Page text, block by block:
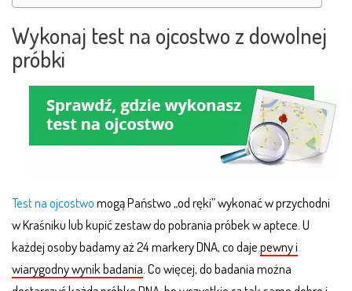
Wykonaj test na ojcostwo z dowolnej
próbki
Test na ojcostwomogą Państwo „od ręki” wykonać w przychodni
w Kraśniku lub kupić zestaw do pobrania próbek w aptece. U
każdej osoby badamy aż 24 markery DNA, co dajepewny i
wiarygodny wynik badania . Co więcej, do badania można